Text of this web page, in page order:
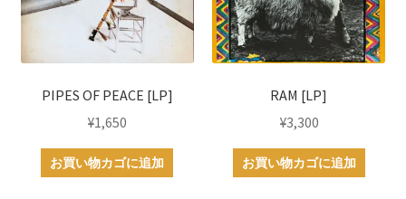
PIPES OF PEACE [LP]
¥1,650
お買い物カゴに追加
RAM [LP]
¥3,300
お買い物カゴに追加